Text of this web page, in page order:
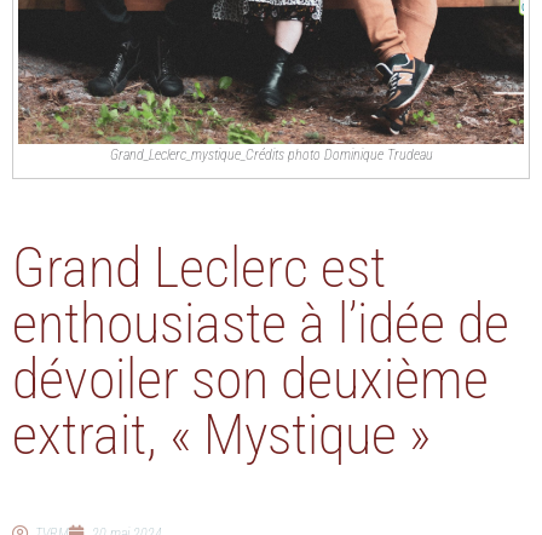
Grand_Leclerc_mystique_Crédits photo Dominique Trudeau
Grand Leclerc est
enthousiaste à l’idée de
dévoiler son deuxième
extrait, « Mystique »